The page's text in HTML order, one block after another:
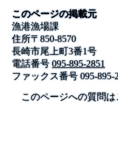
このページの掲載元
漁港漁場課
住所〒850-8570
長崎市尾上町3番1号
電話番号 095-895-2851
ファックス番号095-895-
このページへの質問